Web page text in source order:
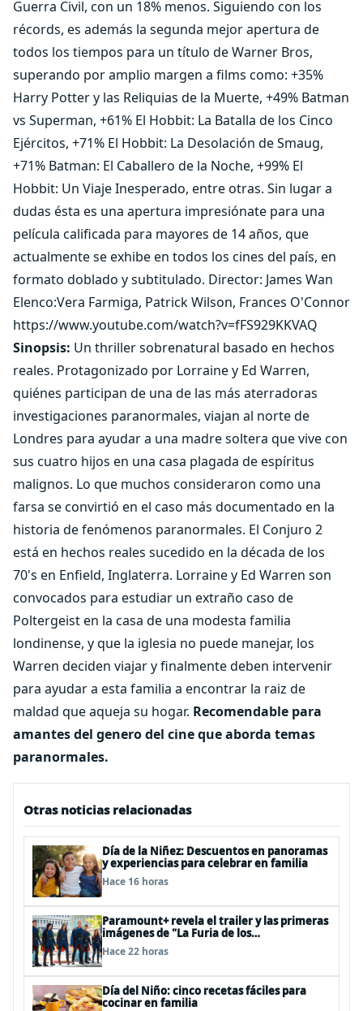
Guerra Civil, con un 18% menos. Siguiendo con los
récords, es además la segunda mejor apertura de
todos los tiempos para un título de Warner Bros,
superando por amplio margen a films como: +35%
Harry Potter y las Reliquias de la Muerte, +49% Batman
vs Superman, +61% El Hobbit: La Batalla de los Cinco
Ejércitos, +71% El Hobbit: La Desolación de Smaug,
+71% Batman: El Caballero de la Noche, +99% El
Hobbit: Un Viaje Inesperado, entre otras. Sin lugar a
dudas ésta es una apertura impresiónate para una
película calificada para mayores de 14 años, que
actualmente se exhibe en todos los cines del país, en
formato doblado y subtitulado. Director: James Wan
Elenco:Vera Farmiga, Patrick Wilson, Frances O'Connor
https://www.youtube.com/watch?v=fFS929KKVAQ
Sinopsis: Un thriller sobrenatural basado en hechos
reales. Protagonizado por Lorraine y Ed Warren,
quiénes participan de una de las más aterradoras
investigaciones paranormales, viajan al norte de
Londres para ayudar a una madre soltera que vive con
sus cuatro hijos en una casa plagada de espíritus
malignos. Lo que muchos consideraron como una
farsa se convirtió en el caso más documentado en la
historia de fenómenos paranormales. El Conjuro 2
está en hechos reales sucedido en la década de los
70's en Enfield, Inglaterra. Lorraine y Ed Warren son
convocados para estudiar un extraño caso de
Poltergeist en la casa de una modesta familia
londinense, y que la iglesia no puede manejar, los
Warren deciden viajar y finalmente deben intervenir
para ayudar a esta familia a encontrar la raiz de
maldad que aqueja su hogar. Recomendable para
amantes del genero del cine que aborda temas
paranormales.
Otras noticias relacionadas
Día de la Niñez: Descuentos en panoramas
y experiencias para celebrar en familia
Hace 16 horas
Paramount+ revela el trailer y las primeras
imágenes de "La Furia de los
Thundermans"
Hace 22 horas
Día del Niño: cinco recetas fáciles para
cocinar en familia